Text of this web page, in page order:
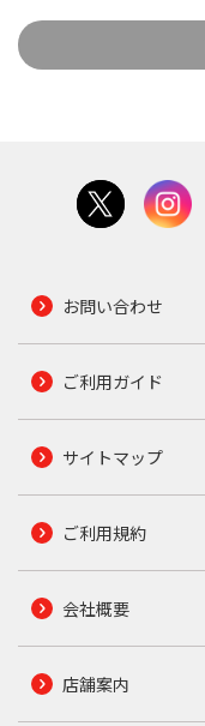
お問い合わせ
ご利用ガイド
サイトマップ
ご利用規約
会社概要
店舗案内